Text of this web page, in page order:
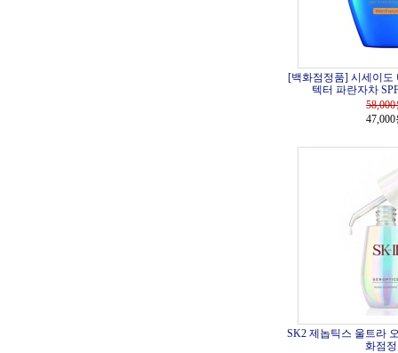
[백화점정품] 시세이도
텍터 파란자차
58,000
47,000
SK2 제놉틱스 울트라
화점